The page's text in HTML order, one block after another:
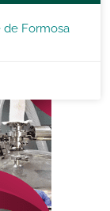
de Formosa